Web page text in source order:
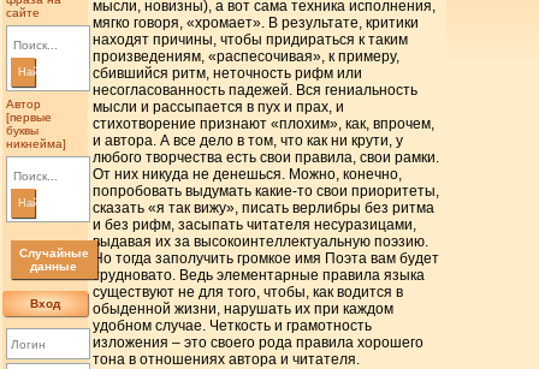
сайте
Найти
Автор
[первые
буквы
никнейма]
Найти
Случайные
данные
Вход
мысли, новизны), а вот сама техника исполнения,
мягко говоря, «хромает». В результате, критики
находят причины, чтобы придираться к таким
произведениям, «распесочивая», к примеру,
сбившийся ритм, неточность рифм или
несогласованность падежей. Вся гениальность
мысли и рассыпается в пух и прах, и
стихотворение признают «плохим», как, впрочем,
и автора. А все дело в том, что как ни крути, у
любого творчества есть свои правила, свои рамки.
От них никуда не денешься. Можно, конечно,
попробовать выдумать какие-то свои приоритеты,
сказать «я так вижу», писать верлибры без ритма
и без рифм, засыпать читателя несуразицами,
выдавая их за высокоинтеллектуальную поэзию.
Но тогда заполучить громкое имя Поэта вам будет
трудновато. Ведь элементарные правила языка
существуют не для того, чтобы, как водится в
обыденной жизни, нарушать их при каждом
удобном случае. Четкость и грамотность
изложения – это своего рода правила хорошего
тона в отношениях автора и читателя.